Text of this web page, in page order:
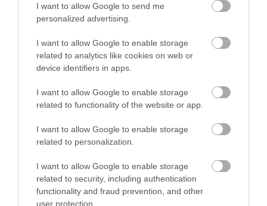
I want to allow Google to send me
personalized advertising.
I want to allow Google to enable storage
related to analytics like cookies on web or
device identifiers in apps.
I want to allow Google to enable storage
related to functionality of the website or app.
I want to allow Google to enable storage
related to personalization.
I want to allow Google to enable storage
related to security, including authentication
functionality and fraud prevention, and other
user protection.
ΚΟΣΜΟΣ
Γιατί οι πόρτες των χρηματοκιβωτίων είναι τόσο
τεράστιες;
ΙΣΤΟΡΙΑ 15:57
Τα εγκαταλελειμμένα ξενοδοχεία που κάποτε
φιλοξενούσαν βασιλιάδες και σταρ